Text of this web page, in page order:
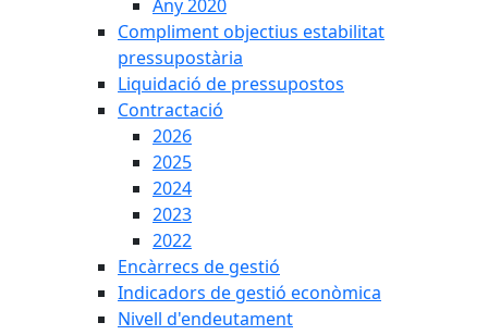
Any 2020
Compliment objectius estabilitat
pressupostària
Liquidació de pressupostos
Contractació
2026
2025
2024
2023
2022
Encàrrecs de gestió
Indicadors de gestió econòmica
Nivell d'endeutament